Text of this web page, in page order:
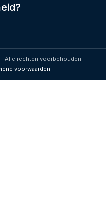
Alle rechten voorbehouden
voorwaarden